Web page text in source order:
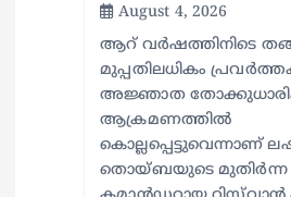
August 4, 2026
ആറ് വർഷത്തിനിടെ
മുപ്പതിലധികം
അജ്ഞാത
ആക്രമണത്തിൽ
കൊല്ലപ്പെട്ടുവെന്നാണ്
തൊയ്ബയുടെ മുതിർന്ന